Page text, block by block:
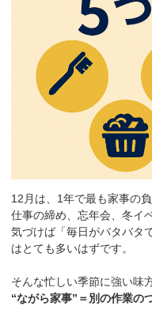
12月は、1年で最も家事の
仕事の締め、忘年会、冬イ
気づけば「毎日がバタバタ
はとても多いはずです。
そんな忙しい季節に強い味
“ながら家事”＝別の作業の